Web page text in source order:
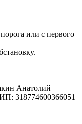
или с первого
Анатолий
318774600366051